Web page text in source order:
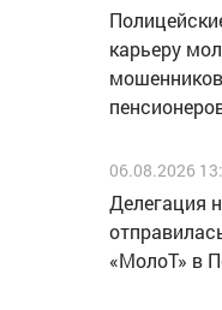
карьеру
06.08.2026
Делегация
«МолоТ» в